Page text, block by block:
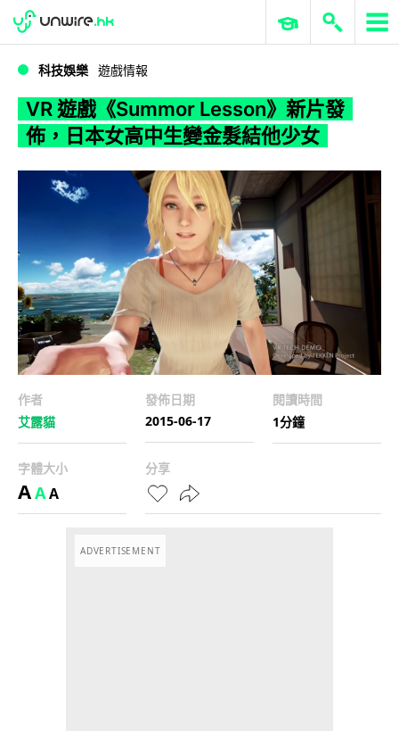
WWDC 2026 ERP 與商業 AI
科技娛樂 遊戲情報
VR 遊戲《Summor Lesson》新片發
佈，日本女高中生變金髮結他少女
作者
艾露貓
發佈日期
2015-06-17
閱讀時間
1分鐘
字體大小
AAA
分享
ADVERTISEMENT